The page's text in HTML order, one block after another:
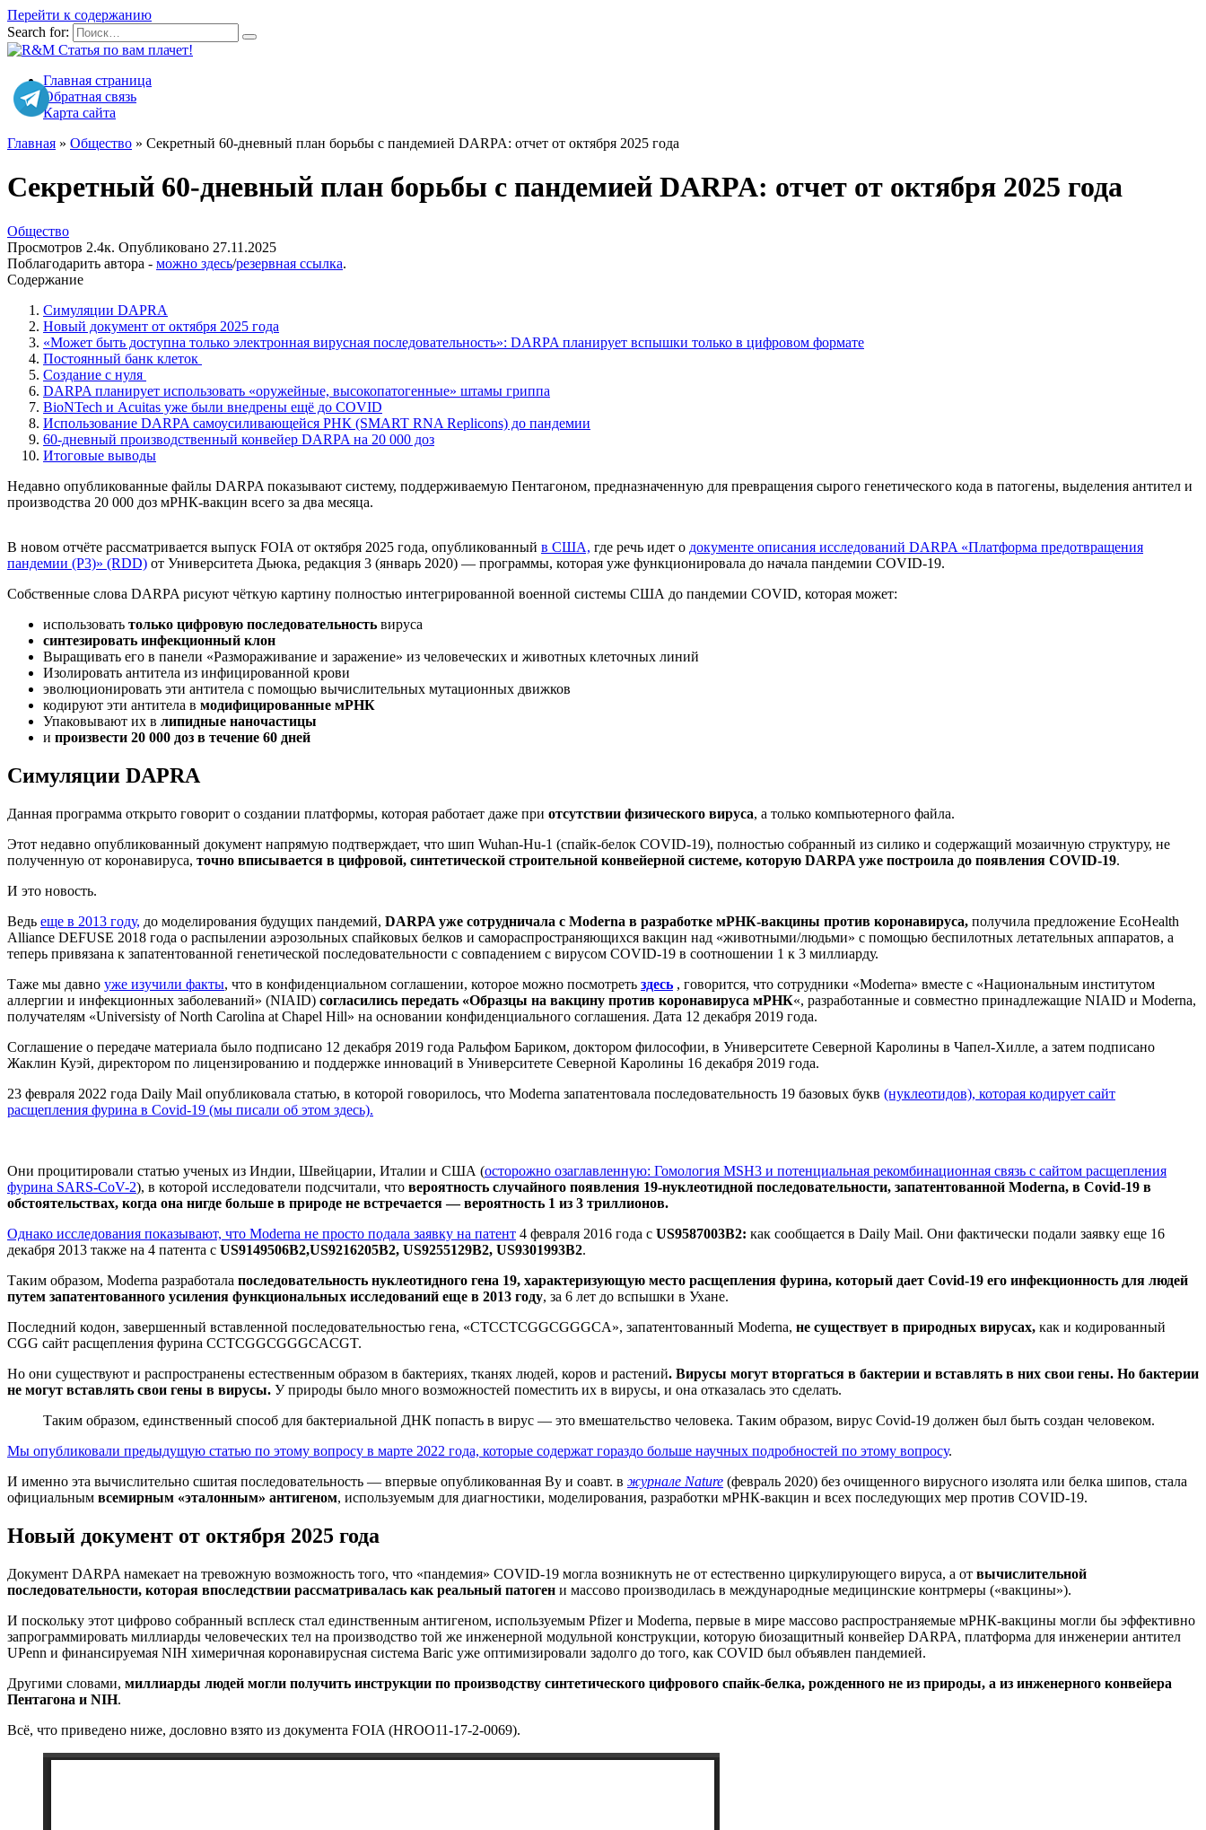
Перейти к содержанию
Search for:
Главная страница
Обратная связь
Карта сайта
Главная » Общество » Секретный 60-дневный план борьбы с пандемией DARPA: отчет от октября 2025 года
Секретный 60-дневный план борьбы с пандемией DARPA: отчет от октября 2025 года
Общество
Просмотров 2.4к. Опубликовано 27.11.2025
Поблагодарить автора - можно здесь/резервная ссылка.
Содержание
Симуляции DAPRA
Новый документ от октября 2025 года
«Может быть доступна только электронная вирусная последовательность»: DARPA планирует вспышки только в цифровом формате
Постоянный банк клеток
Создание с нуля
DARPA планирует использовать «оружейные, высокопатогенные» штамы гриппа
BioNTech и Acuitas уже были внедрены ещё до COVID
Использование DARPA самоусиливающейся РНК (SMART RNA Replicons) до пандемии
60-дневный производственный конвейер DARPA на 20 000 доз
Итоговые выводы
Недавно опубликованные файлы DARPA показывают систему, поддерживаемую Пентагоном, предназначенную для превращения сырого генетического кода в патогены, выделения антител и
производства 20 000 доз мРНК-вакцин всего за два месяца.
В новом отчёте рассматривается выпуск FOIA от октября 2025 года, опубликованный в США, где речь идет о документе описания исследований DARPA «Платформа предотвращения
пандемии (P3)» (RDD) от Университета Дьюка, редакция 3 (январь 2020) — программы, которая уже функционировала до начала пандемии COVID-19.
Собственные слова DARPA рисуют чёткую картину полностью интегрированной военной системы США до пандемии COVID, которая может:
использовать только цифровую последовательность вируса
синтезировать инфекционный клон
Выращивать его в панели «Размораживание и заражение» из человеческих и животных клеточных линий
Изолировать антитела из инфицированной крови
эволюционировать эти антитела с помощью вычислительных мутационных движков
кодируют эти антитела в модифицированные мРНК
Упаковывают их в липидные наночастицы
и произвести 20 000 доз в течение 60 дней
Симуляции DAPRA
Данная программа открыто говорит о создании платформы, которая работает даже при отсутствии физического вируса, а только компьютерного файла.
Этот недавно опубликованный документ напрямую подтверждает, что шип Wuhan-Hu-1 (спайк-белок COVID-19), полностью собранный из силико и содержащий мозаичную структуру, не
полученную от коронавируса, точно вписывается в цифровой, синтетической строительной конвейерной системе, которую DARPA уже построила до появления COVID-19.
И это новость.
Ведь еще в 2013 году, до моделирования будущих пандемий, DARPA уже сотрудничала с Moderna в разработке мРНК-вакцины против коронавируса, получила предложение EcoHealth
Alliance DEFUSE 2018 года о распылении аэрозольных спайковых белков и самораспространяющихся вакцин над «животными/людьми» с помощью беспилотных летательных аппаратов, а
теперь привязана к запатентованной генетической последовательности с совпадением с вирусом COVID-19 в соотношении 1 к 3 миллиарду.
Таже мы давно уже изучили факты, что в конфиденциальном соглашении, которое можно посмотреть здесь , говорится, что сотрудники «Moderna» вместе с «Национальным институтом
аллергии и инфекционных заболеваний» (NIAID) согласились передать «Образцы на вакцину против коронавируса мРНК«, разработанные и совместно принадлежащие NIAID и Moderna,
получателям «Universisty of North Carolina at Chapel Hill» на основании конфиденциального соглашения. Дата 12 декабря 2019 года.
Соглашение о передаче материала было подписано 12 декабря 2019 года Ральфом Бариком, доктором философии, в Университете Северной Каролины в Чапел-Хилле, а затем подписано
Жаклин Куэй, директором по лицензированию и поддержке инноваций в Университете Северной Каролины 16 декабря 2019 года.
23 февраля 2022 года Daily Mail опубликовала статью, в которой говорилось, что Moderna запатентовала последовательность 19 базовых букв (нуклеотидов), которая кодирует сайт
расщепления фурина в Covid-19 (мы писали об этом здесь).
Они процитировали статью ученых из Индии, Швейцарии, Италии и США (осторожно озаглавленную: Гомология MSH3 и потенциальная рекомбинационная связь с сайтом расщепления
фурина SARS-CoV-2), в которой исследователи подсчитали, что вероятность случайного появления 19-нуклеотидной последовательности, запатентованной Moderna, в Covid-19 в
обстоятельствах, когда она нигде больше в природе не встречается — вероятность 1 из 3 триллионов.
Однако исследования показывают, что Moderna не просто подала заявку на патент 4 февраля 2016 года с US9587003B2: как сообщается в Daily Mail. Они фактически подали заявку еще 16
декабря 2013 также на 4 патента с US9149506B2,US9216205B2, US9255129B2, US9301993B2.
Таким образом, Moderna разработала последовательность нуклеотидного гена 19, характеризующую место расщепления фурина, который дает Covid-19 его инфекционность для людей
путем запатентованного усиления функциональных исследований еще в 2013 году, за 6 лет до вспышки в Ухане.
Последний кодон, завершенный вставленной последовательностью гена, «CTCCTCGGCGGGCA», запатентованный Moderna, не существует в природных вирусах, как и кодированный
CGG сайт расщепления фурина CCTCGGCGGGCACGT.
Но они существуют и распространены естественным образом в бактериях, тканях людей, коров и растений. Вирусы могут вторгаться в бактерии и вставлять в них свои гены. Но бактерии
не могут вставлять свои гены в вирусы. У природы было много возможностей поместить их в вирусы, и она отказалась это сделать.
Таким образом, единственный способ для бактериальной ДНК попасть в вирус — это вмешательство человека. Таким образом, вирус Covid-19 должен был быть создан человеком.
Мы опубликовали предыдущую статью по этому вопросу в марте 2022 года, которые содержат гораздо больше научных подробностей по этому вопросу.
И именно эта вычислительно сшитая последовательность — впервые опубликованная Ву и соавт. в журнале Nature (февраль 2020) без очищенного вирусного изолята или белка шипов, стала
официальным всемирным «эталонным» антигеном, используемым для диагностики, моделирования, разработки мРНК-вакцин и всех последующих мер против COVID-19.
Новый документ от октября 2025 года
Документ DARPA намекает на тревожную возможность того, что «пандемия» COVID-19 могла возникнуть не от естественно циркулирующего вируса, а от вычислительной
последовательности, которая впоследствии рассматривалась как реальный патоген и массово производилась в международные медицинские контрмеры («вакцины»).
И поскольку этот цифрово собранный всплеск стал единственным антигеном, используемым Pfizer и Moderna, первые в мире массово распространяемые мРНК-вакцины могли бы эффективно
запрограммировать миллиарды человеческих тел на производство той же инженерной модульной конструкции, которую биозащитный конвейер DARPA, платформа для инженерии антител
UPenn и финансируемая NIH химеричная коронавирусная система Baric уже оптимизировали задолго до того, как COVID был объявлен пандемией.
Другими словами, миллиарды людей могли получить инструкции по производству синтетического цифрового спайк-белка, рожденного не из природы, а из инженерного конвейера
Пентагона и NIH.
Всё, что приведено ниже, дословно взято из документа FOIA (HROO11-17-2-0069).